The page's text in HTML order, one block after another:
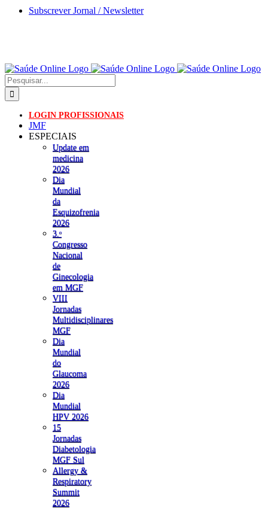
Skip
Subscrever Jornal / Newsletter
Pesquisar
LOGIN PROFISSIONAIS
JMF
ESPECIAIS
Update em
medicina
2026
Dia
Mundial
da
Esquizofrenia
2026
3.ᵒ
Congresso
Nacional
de
Ginecologia
em MGF
VIII
Jornadas
Multidisciplinares
MGF
Dia
Mundial
do
Glaucoma
2026
Dia
Mundial
HPV 2026
15
Jornadas
Diabetologia
MGF Sul
Allergy &
Respiratory
Summit
2026